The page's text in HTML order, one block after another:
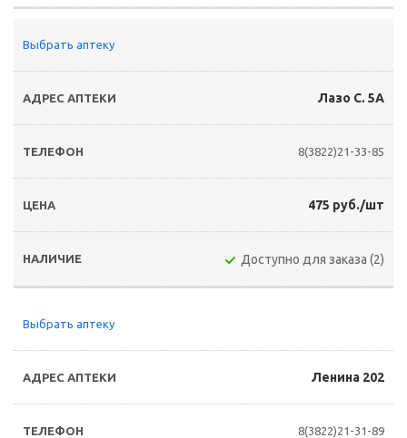
Выбрать аптеку
Лазо С. 5А
8(3822)21-33-85
475 руб./шт
Доступно для заказа (2)
Выбрать аптеку
Ленина 202
8(3822)21-31-89